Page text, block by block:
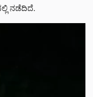
ನಡೆದಿದೆ.